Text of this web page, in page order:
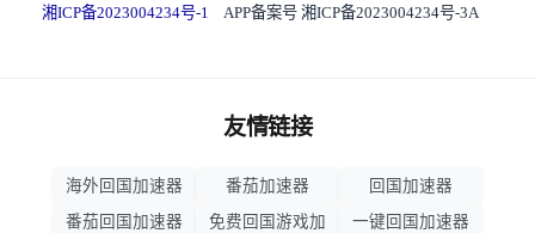
湘ICP备2023004234号-1 APP备案号 湘ICP备2023004234号-3A
友情链接
海外回国加速器 番茄加速器
回国加速器
番茄回国加速器
免费回国游戏加
一键回国加速器